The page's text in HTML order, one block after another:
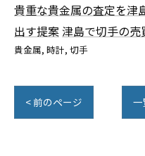
貴重な貴金属の査定を津
出す提案 津島で切手の
貴金属 時計 切手
< 前のページ 一